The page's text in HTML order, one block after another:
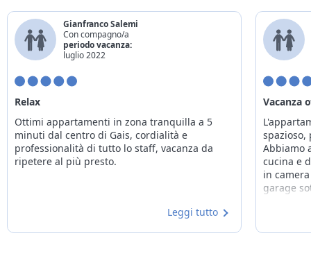
Gianfranco Salemi
Con compagno/a
periodo vacanza:
luglio 2022
Relax
Ottimi appartamenti in zona tranquilla a 5
minuti dal centro di Gais, cordialità e
professionalità di tutto lo staff, vacanza da
ripetere al più presto.
Leggi tutto
Vacanza
Abbiamo
cucina e
in
garage